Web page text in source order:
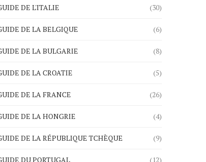
DE L'ITALIE (30)
DE LA BELGIQUE (6)
DE LA BULGARIE (8)
DE LA CROATIE (5)
DE LA FRANCE (26)
DE LA HONGRIE (4)
DE LA RÉPUBLIQUE TCHÈQUE (9)
DU PORTUGAL (12)